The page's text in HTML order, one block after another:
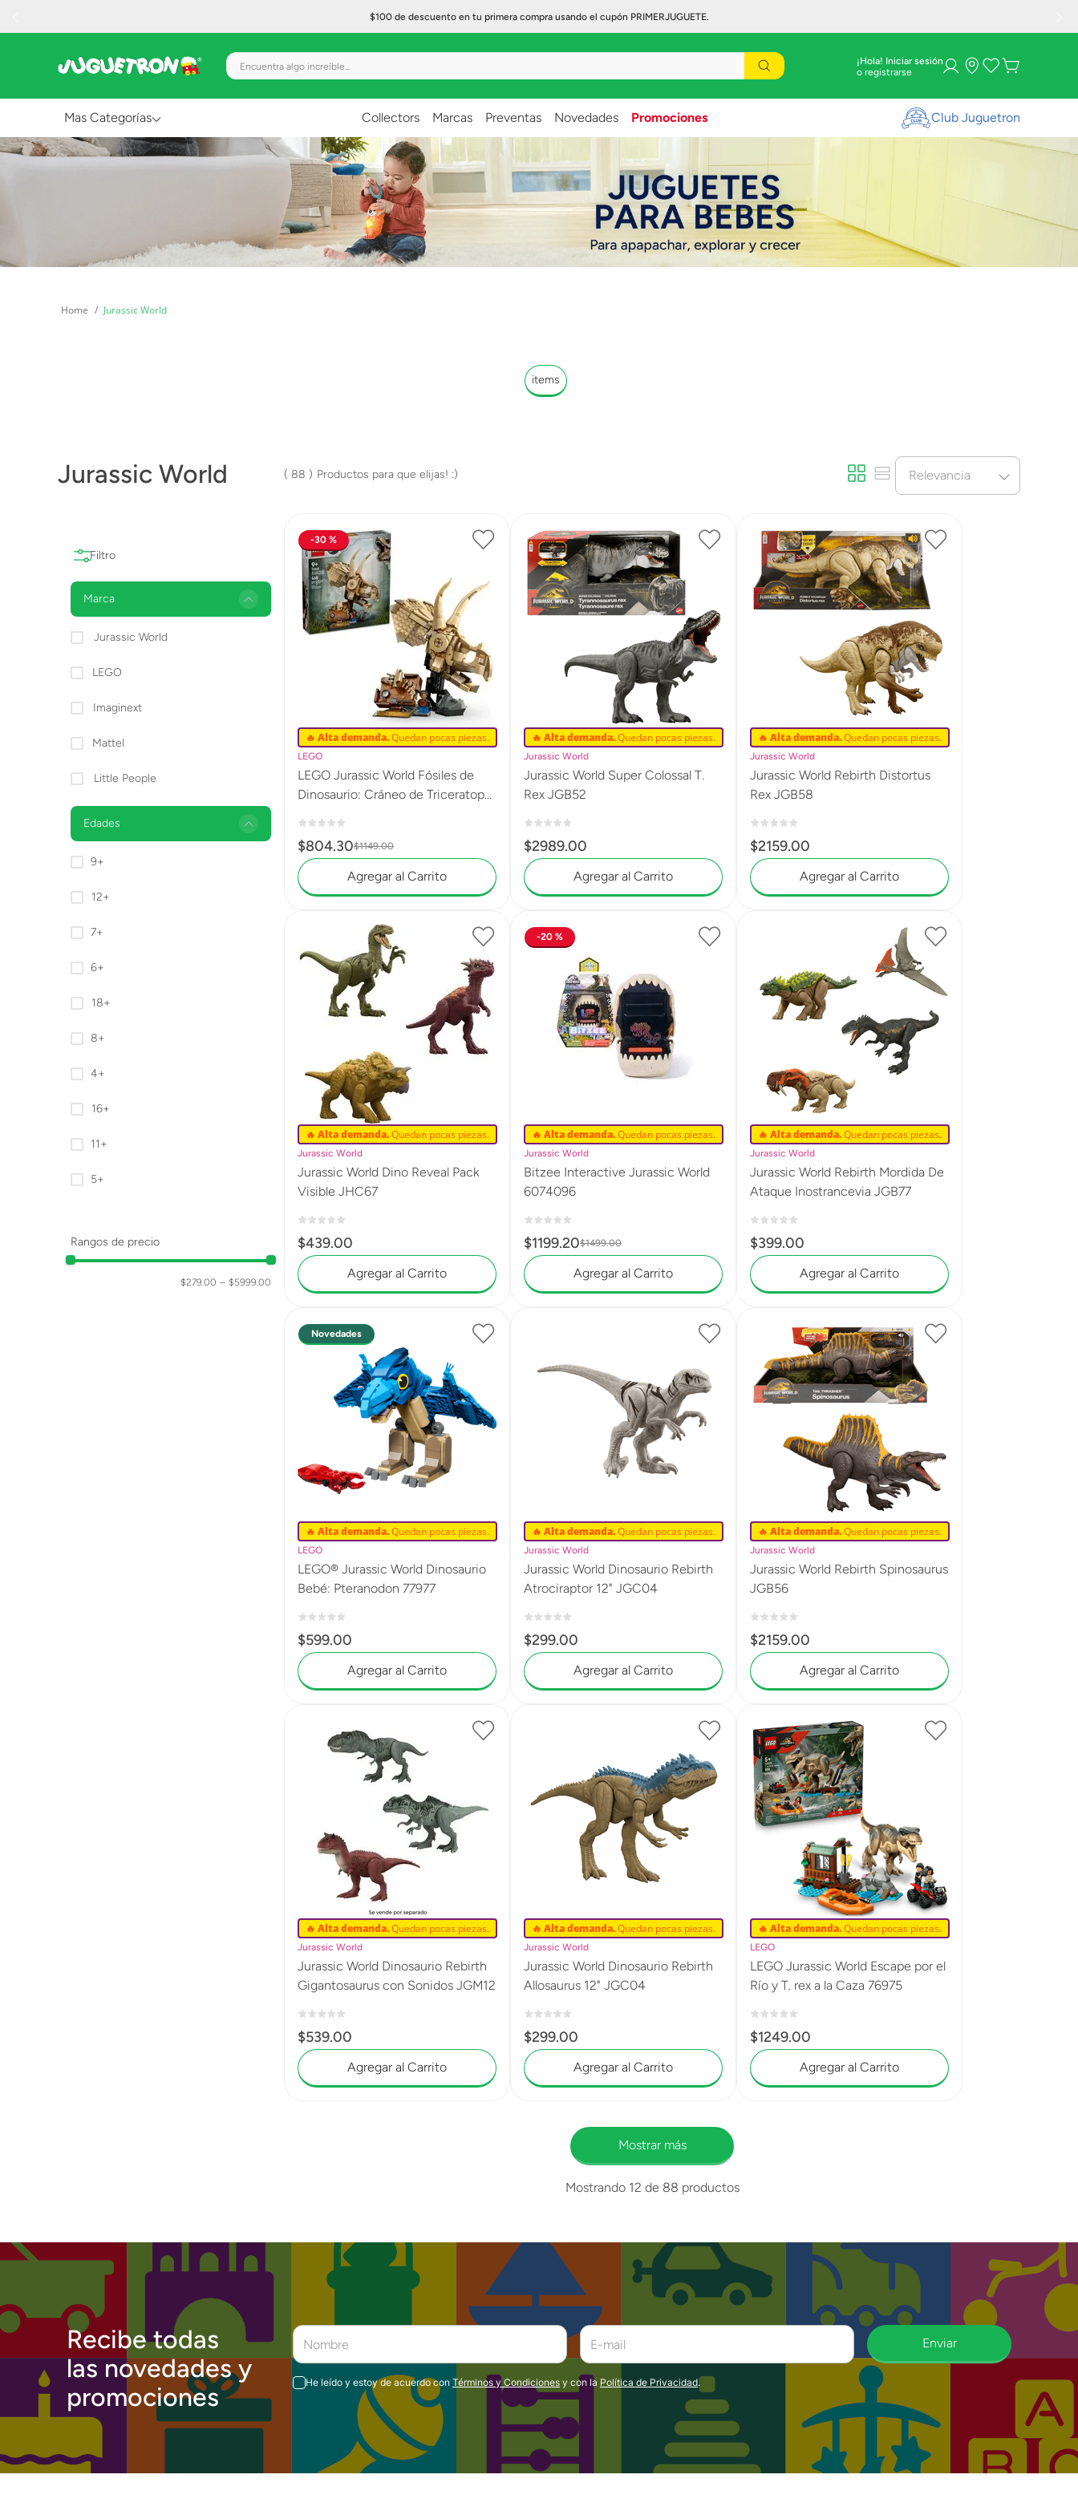
$100 de descuento en tu primera compra usando el cupón PRIMERJUGUETE.
Encuentra algo increíble... ¡Hola! Iniciar sesión
Mas Categorías
Al Aire Libre
Creatividad y Arte
Gadgets y Electrónicos
Peluches
Collectors Marcas Preventas Novedades Promociones Club Juguetron
Jurassic World
items
Jurassic World
Marca
Jurassic World
LEGO
Imaginext
Mattel
Little People
Edades
9+
12+
7+
6+
18+
8+
4+
16+
11+
5+
Rangos de precio
$279.00 – $5999.00
88 Relevancia
30 %
🔥 Alta demanda.Quedan pocas piezas.
LEGO
LEGO Jurassic World Fósiles de
Dinosaurio: Cráneo de Triceratops
$804.30$1149.00
Agregar al Carrito
🔥 Alta demanda.Quedan pocas piezas.
Jurassic World
Jurassic World Super Colossal T.
Rex JGB52
$2989.00
Agregar al Carrito
🔥 Alta demanda.Quedan pocas piezas.
Jurassic World
Jurassic World Rebirth Distortus
Rex JGB58
$2159.00
Agregar al Carrito
🔥 Alta demanda.Quedan pocas piezas.
Jurassic World
Jurassic World Dino Reveal Pack
Visible JHC67
$439.00
Agregar al Carrito
20 %
🔥 Alta demanda.Quedan pocas piezas.
Jurassic World
Bitzee Interactive Jurassic World
6074096
$1199.20$1499.00
Agregar al Carrito
🔥 Alta demanda.Quedan pocas piezas.
Jurassic World
Jurassic World Rebirth Mordida De
Ataque Inostrancevia JGB77
$399.00
Agregar al Carrito
Novedades
🔥 Alta demanda.Quedan pocas piezas.
LEGO
LEGO® Jurassic World Dinosaurio
Bebé: Pteranodon 77977
$599.00
Agregar al Carrito
🔥 Alta demanda.Quedan pocas piezas.
Jurassic World
Jurassic World Dinosaurio Rebirth
Atrociraptor 12" JGC04
$299.00
Agregar al Carrito
🔥 Alta demanda.Quedan pocas piezas.
Jurassic World
Jurassic World Rebirth Spinosaurus
JGB56
$2159.00
Agregar al Carrito
🔥 Alta demanda.Quedan pocas piezas.
Jurassic World
Jurassic World Dinosaurio Rebirth
Gigantosaurus con Sonidos JGM12
$539.00
Agregar al Carrito
🔥 Alta demanda.Quedan pocas piezas.
Jurassic World
Jurassic World Dinosaurio Rebirth
Allosaurus 12" JGC04
$299.00
Agregar al Carrito
🔥 Alta demanda.Quedan pocas piezas.
LEGO
LEGO Jurassic World Escape por el
Río y T. rex a la Caza 76975
$1249.00
Agregar al Carrito
Mostrar más
Mostrando 12 de 88 productos
Recibe todas
las novedades y
promociones
Enviar
He leído y estoy de acuerdo con Términos y Condiciones y con la Política de Privacidad.